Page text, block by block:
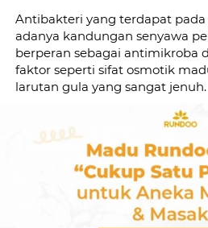
Antibakteri yang terdapat
adanya kandungan senyawa
berperan sebagai antimikroba
faktor seperti sifat osmotik
larutan gula yang sangat jenuh.